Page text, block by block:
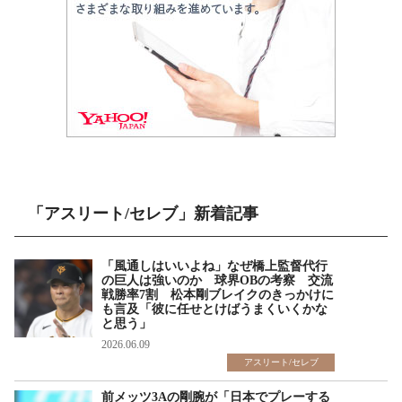
「アスリート/セレブ」新着記事
「風通しはいいよね」なぜ橋上監督代行
の巨人は強いのか 球界OBの考察 交流
戦勝率7割 松本剛ブレイクのきっかけに
も言及「彼に任せとけばうまくいくかな
と思う」
2026.06.09
アスリート/セレブ
前メッツ3Aの剛腕が「日本でプレーする